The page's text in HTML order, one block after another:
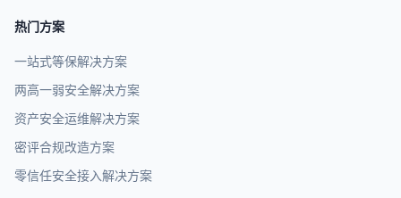
热门方案
一站式等保解决方案
两高一弱安全解决方案
资产安全运维解决方案
密评合规改造方案
零信任安全接入解决方案